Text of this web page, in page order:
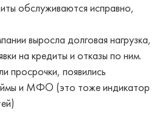
обслуживаются исправно,
выросла долговая нагрузка,
на кредиты и отказы по ним.
просрочки, появились
и МФО (это тоже индикатор